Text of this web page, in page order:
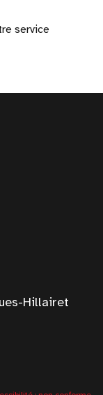
service
Hillairet